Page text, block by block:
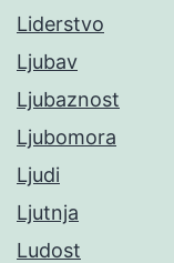
Liderstvo
Ljubav
Ljubaznost
Ljubomora
Ljudi
Ljutnja
Ludost